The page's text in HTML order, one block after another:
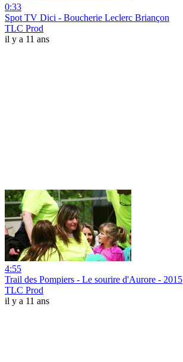
0:33
Spot TV Dici - Boucherie Leclerc Briançon
TLC Prod
il y a 11 ans
4:55
Trail des Pompiers - Le sourire d'Aurore - 2015
TLC Prod
il y a 11 ans